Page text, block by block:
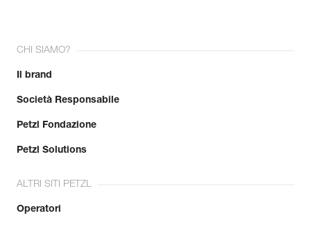
CHI SIAMO?
Il brand
Società Responsabile
Petzl Fondazione
Petzl Solutions
ALTRI SITI PETZL
Operatori